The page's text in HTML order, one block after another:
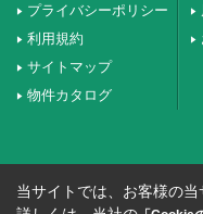
プライバシーポリシー
利用規約
サイトマップ
物件カタログ
当サイトでは、お客様の